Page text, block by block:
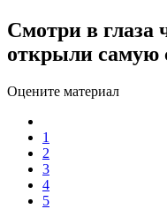
Смотри в глаза
открыли самую
Оцените материал
1
2
3
4
5